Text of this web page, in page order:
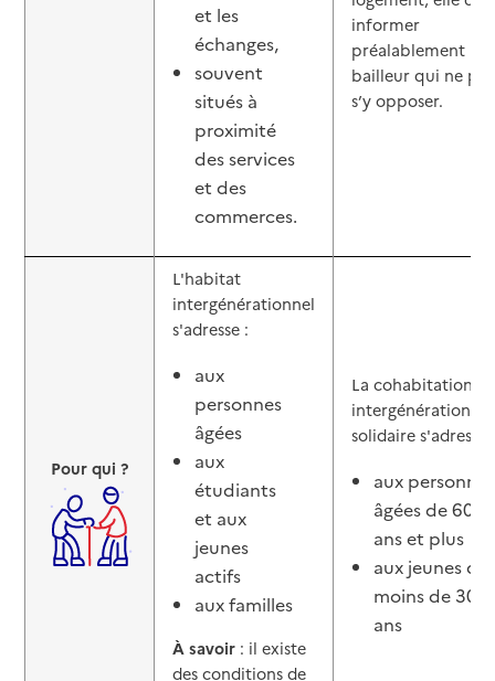
et les
échanges,
souvent
situés à
proximité
des services
et des
commerces.
informer
préalablement le
bailleur qui ne
s’y opposer.
Pour qui ?
L'habitat
intergénérationnel
s'adresse :
aux
personnes
âgées
aux
étudiants
et aux
jeunes
actifs
aux familles
À savoir : il existe
des conditions de
La cohabitation
solidaire s'adresse
aux personnes
âgées de 60
ans et plus
aux jeunes de
moins de 30
ans